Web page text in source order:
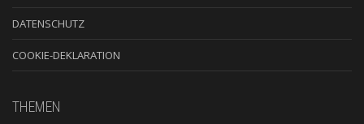
DATENSCHUTZ
COOKIE-DEKLARATION
THEMEN